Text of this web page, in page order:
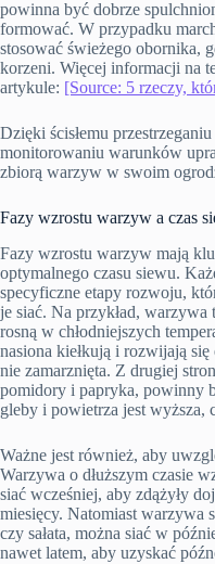
powinna być dobrze
formować. W przypadku
stosować świeżego obornika,
korzeni. Więcej informacji na
artykule: [Source: 5 rzeczy,
Dzięki ścisłemu
monitorowaniu warunków
zbiorą warzyw w swoim
Fazy wzrostu warzyw a czas
Fazy wzrostu warzyw mają
optymalnego czasu siewu.
specyficzne etapy rozwoju,
je siać. Na przykład,
rosną w chłodniejszych
nasiona kiełkują i rozwijają
nie zamarznięta. Z drugiej
pomidory i papryka, powinny
gleby i powietrza jest
Ważne jest również, aby
Warzywa o dłuższym czasie
siać wcześniej, aby zdążyły
miesięcy. Natomiast warzywa
czy sałata, można siać w
nawet latem, aby uzyskać